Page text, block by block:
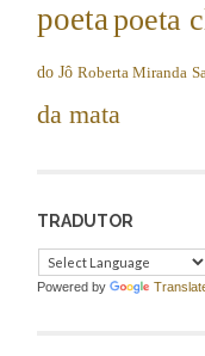
poetapoeta
do Jô Roberta Miranda
da mata
TRADUTOR
Powered by